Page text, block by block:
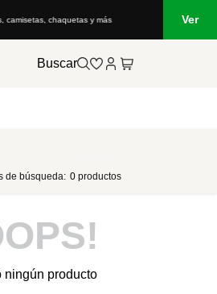
camisetas, chaquetas y más Ver
Buscar
de búsqueda: 0 productos
ningún producto